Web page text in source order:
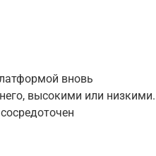
вновь
высокими или низкими.